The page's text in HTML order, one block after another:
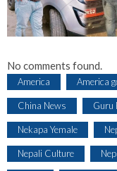
No comments found.
America America
China News Guru
Nekapa Yemale
Nepali Culture